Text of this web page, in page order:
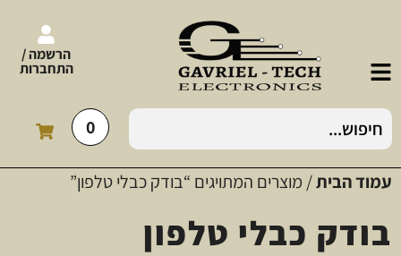
הרשמה /
התחברות
0
עמוד הבית/ מוצרים המתויגים “בודק כבלי טלפון”
בודק כבלי טלפון